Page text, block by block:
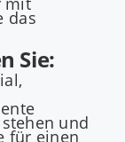
das
Sie:
und
für einen